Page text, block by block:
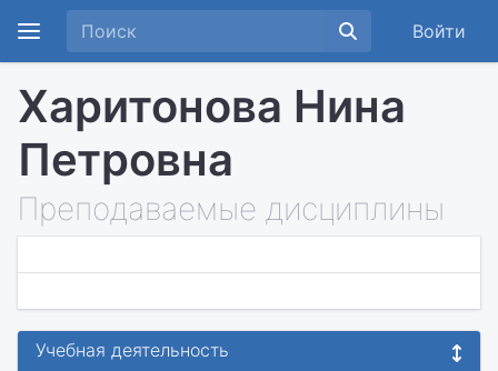
Войти
Харитонова Нина
Петровна
Преподаваемые дисциплины
Учебная деятельность